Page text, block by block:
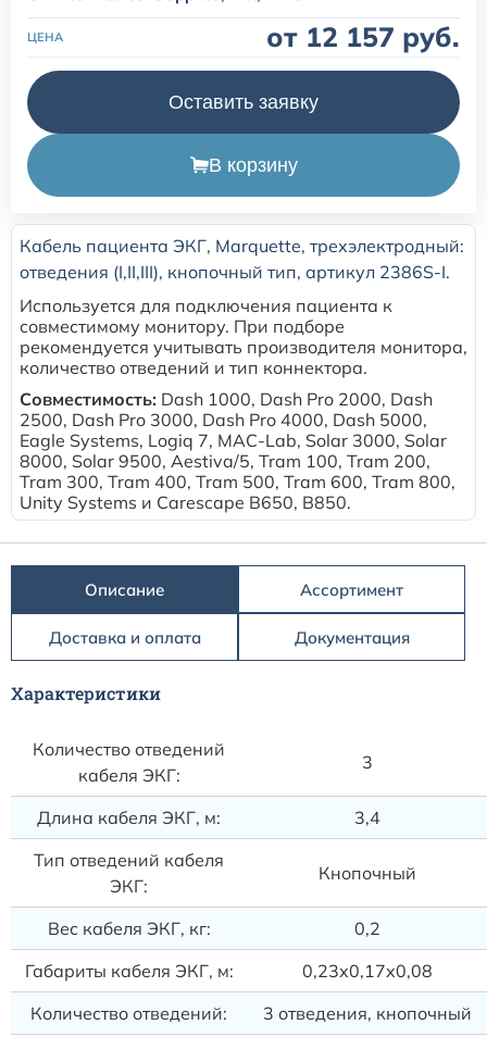
ЦЕНА от 12 157 руб.
Оставить заявку
В корзину
Кабель пациента ЭКГ, Marquette, трехэлектродный:
отведения (I,II,III), кнопочный тип, артикул 2386S-I.
Используется для подключения пациента к
совместимому монитору. При подборе
рекомендуется учитывать производителя монитора,
количество отведений и тип коннектора.
Совместимость: Dash 1000, Dash Pro 2000, Dash
2500, Dash Pro 3000, Dash Pro 4000, Dash 5000,
Eagle Systems, Logiq 7, MAC-Lab, Solar 3000, Solar
8000, Solar 9500, Aestiva/5, Tram 100, Tram 200,
Tram 300, Tram 400, Tram 500, Tram 600, Tram 800,
Unity Systems и Carescape B650, B850.
Описание Ассортимент
Доставка и оплата Документация
Характеристики
Количество отведений
кабеля ЭКГ:
3
Длина кабеля ЭКГ, м:
3,4
Тип отведений кабеля
ЭКГ:
Кнопочный
Вес кабеля ЭКГ, кг:
0,2
Габариты кабеля ЭКГ, м:
0,23х0,17х0,08
Количество отведений:
3 отведения, кнопочный
Расходные материалы для транскутанного монитора
Sentec
Расходные материалы к аппарату Авента-М
Расходные материалы к аппаратам ИВЛ Hamilton
Расходные материалы к аппаратам ИВЛ Mindray
Расходные материалы к аппаратам ИВЛ Drager
Расходные материалы к аппаратам Comen
Расходные материалы для ИВЛ Puritan Bennett
Расходные материалы к аппаратам Philips